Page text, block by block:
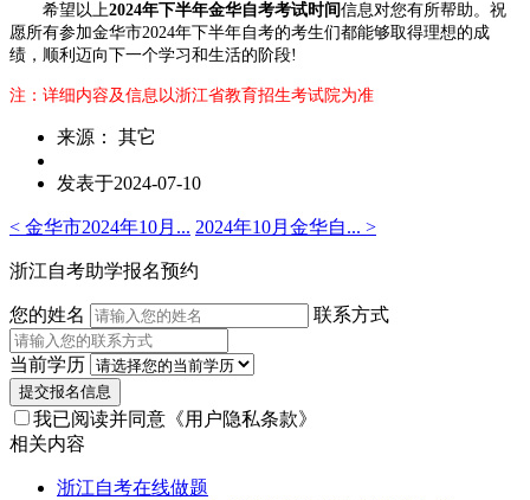
希望以上2024年下半年金华自考考试时间信息对您有所帮助。 祝
愿所有参加金华市2024年下半年自考的考生们都能够取得理想的成
绩，顺利迈向下一个学习和生活的阶段!
注：详细内容及信息以浙江省教育招生考试院为准
来源： 其它
发表于2024-07-10
< 金华市2024年10月... 2024年10月金华自... >
浙江自考助学报名预约
您的姓名 联系方式
当前学历
提交报名信息
我已阅读并同意 《用户隐私条款》
相关内容
浙江自考在线做题